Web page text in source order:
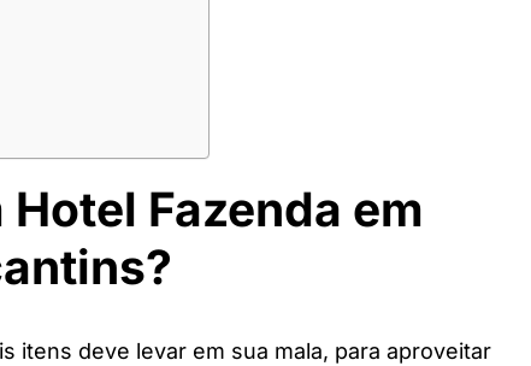
Fazenda em
itens deve levar em sua mala, para aproveitar